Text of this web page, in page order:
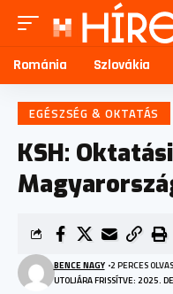
Románia Szlovákia
EGÉSZSÉG & OKTATÁS
KSH:
UTOLJÁRA FRISSÍTVE: 2025.
BENCE NAGY 2 PERCES